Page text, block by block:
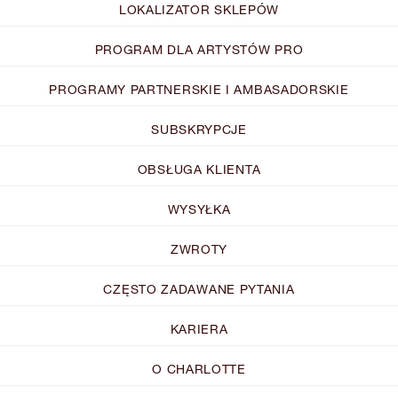
LOKALIZATOR SKLEPÓW
PROGRAM DLA ARTYSTÓW PRO
PROGRAMY PARTNERSKIE I AMBASADORSKIE
SUBSKRYPCJE
OBSŁUGA KLIENTA
WYSYŁKA
ZWROTY
CZĘSTO ZADAWANE PYTANIA
KARIERA
O CHARLOTTE